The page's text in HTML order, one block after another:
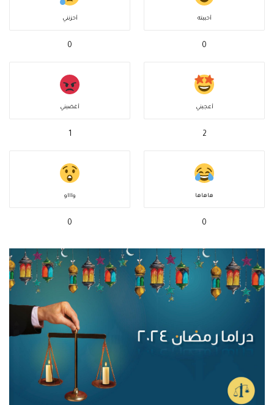
أحببته
0
أحزنني
0
أعجبني
2
أغضبني
1
هاهاها
0
واااو
0